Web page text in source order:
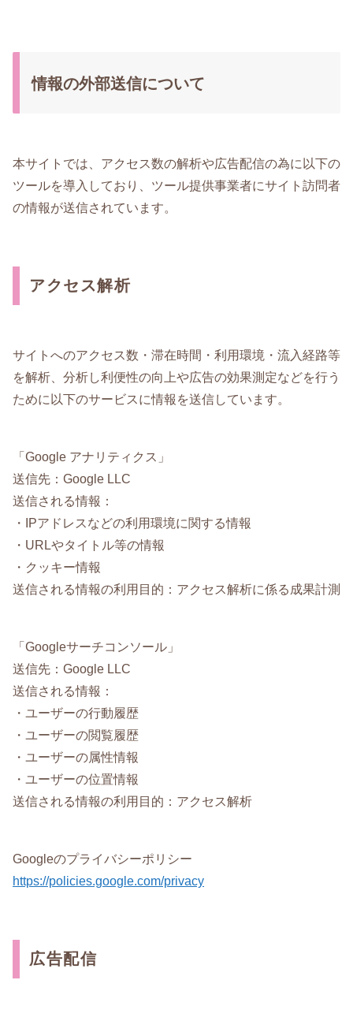
情報の外部送信について
本サイトでは、アクセス数の解析や広告配信の為に以下の
ツールを導入しており、ツール提供事業者にサイト訪問者
の情報が送信されています。
アクセス解析
サイトへのアクセス数・滞在時間・利用環境・流入経路等
を解析、分析し利便性の向上や広告の効果測定などを行う
ために以下のサービスに情報を送信しています。
「Google アナリティクス」
送信先：Google LLC
送信される情報：
・IPアドレスなどの利用環境に関する情報
・URLやタイトル等の情報
・クッキー情報
送信される情報の利用目的：アクセス解析に係る成果計測
「Googleサーチコンソール」
送信先：Google LLC
送信される情報：
・ユーザーの行動履歴
・ユーザーの閲覧履歴
・ユーザーの属性情報
・ユーザーの位置情報
送信される情報の利用目的：アクセス解析
Googleのプライバシーポリシー
https://policies.google.com/privacy
広告配信